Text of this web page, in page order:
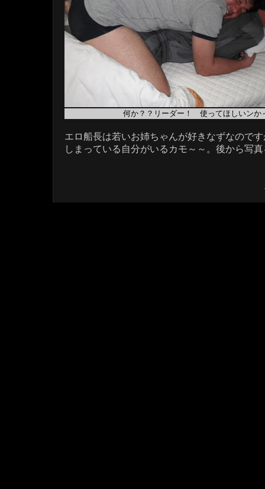
何か？？ リーダー！ 使ってほしいン
エロ船長は若いお姉ちゃんが好きなずなので
しまっている自分がいるカモ～～。後から写